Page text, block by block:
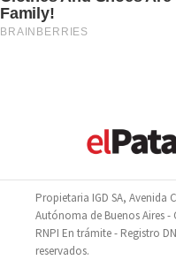
Propietaria IGD SA, Avenida
Autónoma de Buenos Aires
RNPI En trámite - Registro
reservados.